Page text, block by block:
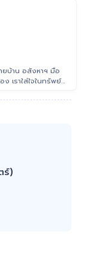
สื่อต่างๆ/ เดินสิน
ออาชีพ กว่า 2,000
ยบ้าน อสังหาฯ มือ
เราใส่ใจในทรัพย์
สื่อต่างๆ/ เดินสิน
ร์)